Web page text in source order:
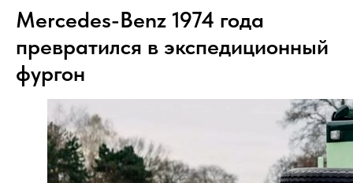
Mercedes-Benz 1974 года
превратился в экспедиционный
фургон